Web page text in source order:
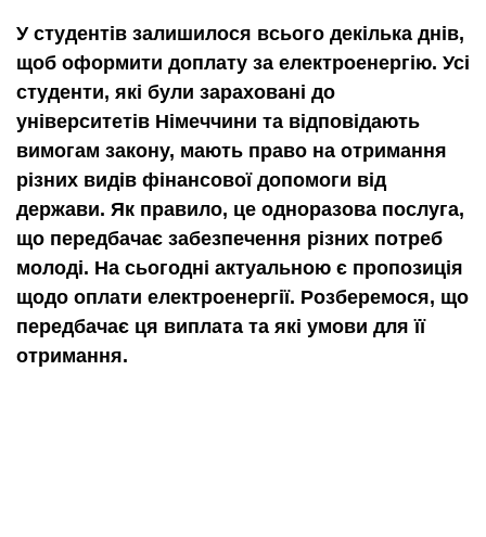
У студентів залишилося всього декілька днів,
щоб оформити доплату за електроенергію. Усі
студенти, які були зараховані до
університетів Німеччини та відповідають
вимогам закону, мають право на отримання
різних видів фінансової допомоги від
держави. Як правило, це одноразова послуга,
що передбачає забезпечення різних потреб
молоді. На сьогодні актуальною є пропозиція
щодо оплати електроенергії. Розберемося, що
передбачає ця виплата та які умови для її
отримання.